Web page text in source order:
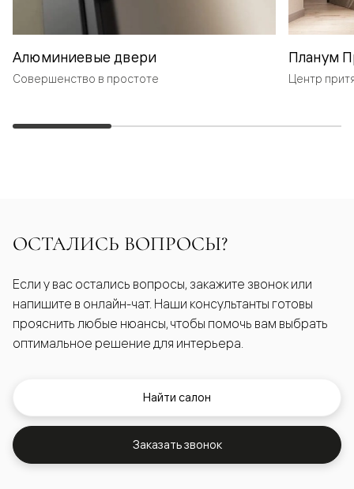
Алюминиевые двери
Совершенство в простоте
Планум
Центр
ОСТАЛИСЬ ВОПРОСЫ?
Если у вас остались вопросы, закажите звонок или
напишите в онлайн-чат. Наши консультанты готовы
прояснить любые нюансы, чтобы помочь вам выбрать
оптимальное решение для интерьера.
Найти салон
Заказать звонок